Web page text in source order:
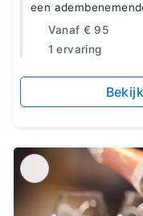
een
Vanaf € 95
1 ervaring